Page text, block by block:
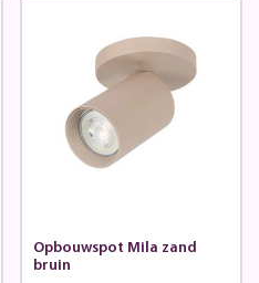
Opbouwspot Mila zand
bruin